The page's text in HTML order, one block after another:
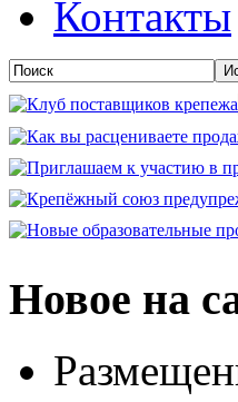
Контакты
Новое на